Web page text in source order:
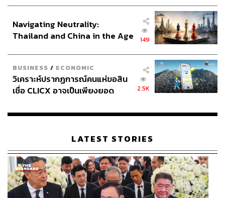
3. นายกฯ ไม่ควรเล่นกับกระแส “ชาตินิยม-เสนานิยม” แบบสุด
ตัว (หรือมากเกินไป) เพราะกระแสนี้อาจพารัฐบาลเข้าไปติด
กับดักด้วยการแก้ปัญหาในกรอบคิดแบบชาตินิยม ที่อาจจบลง
ด้วยการทำสงคราม และต้องไม่ลืมบทเรียนที่เพิ่งผ่านมาไม่
นานว่า การปลุกระดมครั้งใหญ่ในกรณี “วิกฤตการณ์ปราสาท
พระวิหาร ครั้งที่ 2” ในปี 2551 ส่งผลให้เกิดสงครามอย่างหลีก
เลี่ยงไม่ได้ที่บริเวณปราสาทพระวิหารในปี 2554 แต่สงคราม
เพราะเกิดพื้นที่เขตปลอดทหารรอบตัวปราสาทพระวิหารเกิน
จากที่ไทยได้กำหนดไว้ในปี 2505 (ผู้นำฝ่ายทหารและฝ่าย
การเมืองไทยในปัจจุบันอาจไม่มีความเข้าใจและ/หรือสนใจ
ในเรื่องนี้เท่าที่ควร)
Navigating Neutrality:
Thailand and China in the Age
149
BUSINESS / ECONOMIC
วิเคราะห์ปรากฏการณ์คนแห่ขอสิน
เชื่อ CLICX อาจเป็นเพียงยอด
เรือนไทยที่ถูกซุกไว้
2.5K
LATEST STORIES